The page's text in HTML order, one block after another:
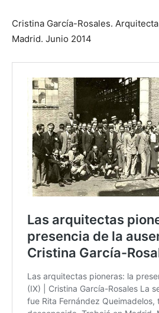
Cristina García-Rosales. Arquitecta
Madrid. Junio 2014